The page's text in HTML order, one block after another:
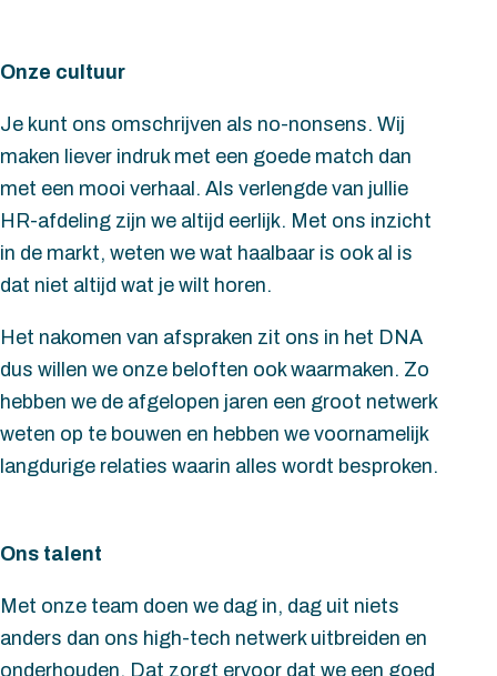
Onze cultuur
Je kunt ons omschrijven als no-nonsens. Wij
maken liever indruk met een goede match dan
met een mooi verhaal. Als verlengde van jullie
HR-afdeling zijn we altijd eerlijk. Met ons inzicht
in de markt, weten we wat haalbaar is ook al is
dat niet altijd wat je wilt horen.
Het nakomen van afspraken zit ons in het DNA
dus willen we onze beloften ook waarmaken. Zo
hebben we de afgelopen jaren een groot netwerk
weten op te bouwen en hebben we voornamelijk
langdurige relaties waarin alles wordt besproken.
Ons talent
Met onze team doen we dag in, dag uit niets
anders dan ons high-tech netwerk uitbreiden en
onderhouden. Dat zorgt ervoor dat we een goed